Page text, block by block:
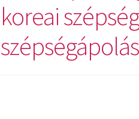
koreai